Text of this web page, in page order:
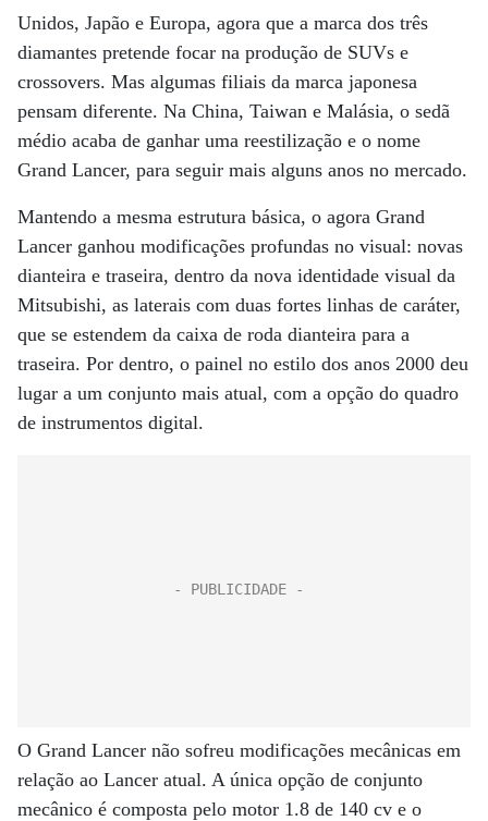
Unidos, Japão e Europa, agora que a marca dos três
diamantes pretende focar na produção de SUVs e
crossovers. Mas algumas filiais da marca japonesa
pensam diferente. Na China, Taiwan e Malásia, o sedã
médio acaba de ganhar uma reestilização e o nome
Grand Lancer, para seguir mais alguns anos no mercado.
Mantendo a mesma estrutura básica, o agora Grand
Lancer ganhou modificações profundas no visual: novas
dianteira e traseira, dentro da nova identidade visual da
Mitsubishi, as laterais com duas fortes linhas de caráter,
que se estendem da caixa de roda dianteira para a
traseira. Por dentro, o painel no estilo dos anos 2000 deu
lugar a um conjunto mais atual, com a opção do quadro
de instrumentos digital.
O Grand Lancer não sofreu modificações mecânicas em
relação ao Lancer atual. A única opção de conjunto
mecânico é composta pelo motor 1.8 de 140 cv e o